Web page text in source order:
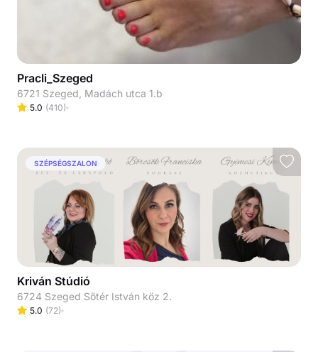
Pracli_Szeged
6721 Szeged, Madách utca 1.b
5.0 (410)
SZÉPSÉGSZALON
Kriván Stúdió
6724 Szeged Sőtér István köz 2.
5.0 (72)